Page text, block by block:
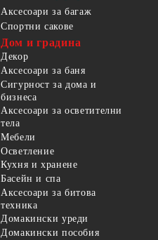
Аксесоари за багаж
Спортни сакове
Дом и градина
Декор
Аксесоари за баня
Сигурност за дома и
бизнеса
Аксесоари за осветителни
тела
Мебели
Осветление
Кухня и хранене
Басейн и спа
Аксесоари за битова
техника
Домакински уреди
Домакински пособия